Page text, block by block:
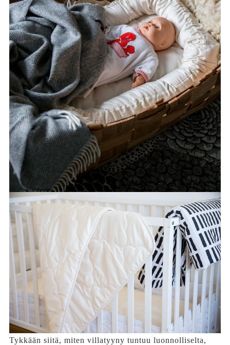
Tykkään siitä, miten villatyyny tuntuu luonnolliselta,